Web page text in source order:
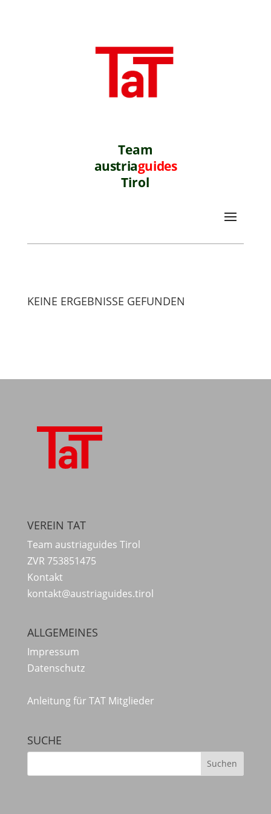
Team
austriaguides
Tirol
KEINE ERGEBNISSE GEFUNDEN
VEREIN TAT
Team austriaguides Tirol
ZVR 753851475
Kontakt
kontakt@austriaguides.tirol
ALLGEMEINES
Impressum
Datenschutz
Anleitung für TAT Mitglieder
SUCHE